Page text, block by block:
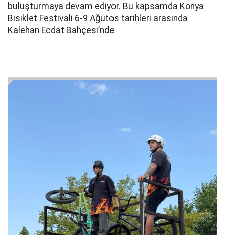
buluşturmaya devam ediyor. Bu kapsamda Konya
Bisiklet Festivali 6-9 Ağutos tarihleri arasında
Kalehan Ecdat Bahçesi’nde